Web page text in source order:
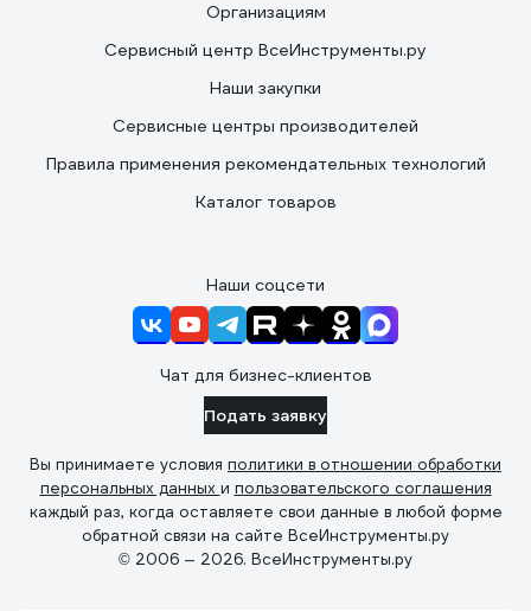
Организациям
Сервисный центр ВсеИнструменты.ру
Наши закупки
Сервисные центры производителей
Правила применения рекомендательных технологий
Каталог товаров
Наши соцсети
Чат для бизнес-клиентов
Подать заявку
Вы принимаете условия политики в отношении обработки
персональных данных и пользовательского соглашения
каждый раз, когда оставляете свои данные в любой форме
обратной связи на сайте ВсеИнструменты.ру
© 2006 — 2026. ВсеИнструменты.ру